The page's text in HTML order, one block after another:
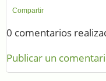
Compartir
0 comentarios
Publicar un